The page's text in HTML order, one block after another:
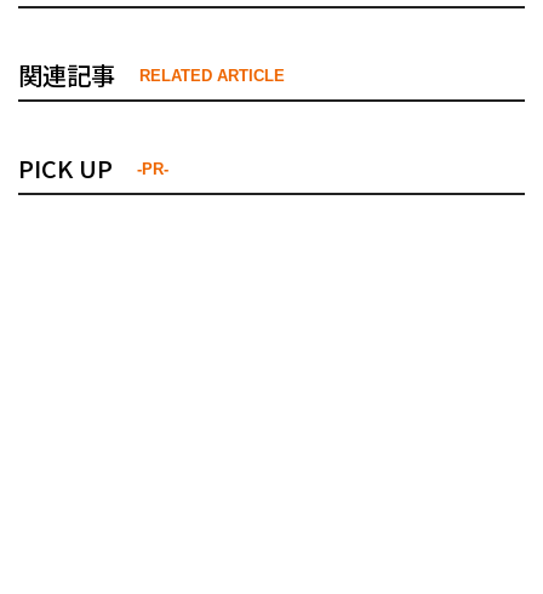
関連記事 RELATED ARTICLE
PICK UP -PR-